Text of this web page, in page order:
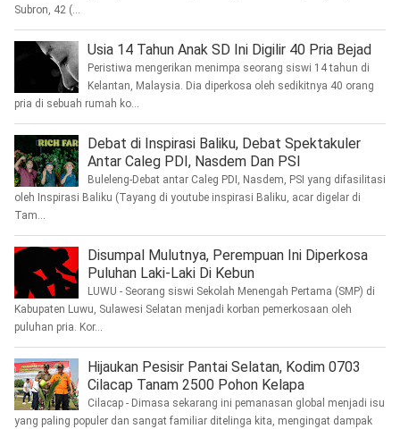
Subron, 42 (...
Usia 14 Tahun Anak SD Ini Digilir 40 Pria Bejad
Peristiwa mengerikan menimpa seorang siswi 14 tahun di
Kelantan, Malaysia. Dia diperkosa oleh sedikitnya 40 orang
pria di sebuah rumah ko...
Debat di Inspirasi Baliku, Debat Spektakuler
Antar Caleg PDI, Nasdem Dan PSI
Buleleng-Debat antar Caleg PDI, Nasdem, PSI yang difasilitasi
oleh Inspirasi Baliku (Tayang di youtube inspirasi Baliku, acar digelar di
Tam...
Disumpal Mulutnya, Perempuan Ini Diperkosa
Puluhan Laki-Laki Di Kebun
LUWU - Seorang siswi Sekolah Menengah Pertama (SMP) di
Kabupaten Luwu, Sulawesi Selatan menjadi korban pemerkosaan oleh
puluhan pria. Kor...
Hijaukan Pesisir Pantai Selatan, Kodim 0703
Cilacap Tanam 2500 Pohon Kelapa
Cilacap - Dimasa sekarang ini pemanasan global menjadi isu
yang paling populer dan sangat familiar ditelinga kita, mengingat dampak